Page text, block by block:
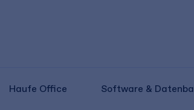
Haufe Office Software &